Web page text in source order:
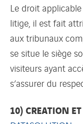
Le droit
litige, il est fait
aux tribunaux
se situe le siège
visiteurs ayant
s’assurer du
10) CREATION